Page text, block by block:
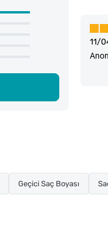
11/
Geçici Saç Boyası